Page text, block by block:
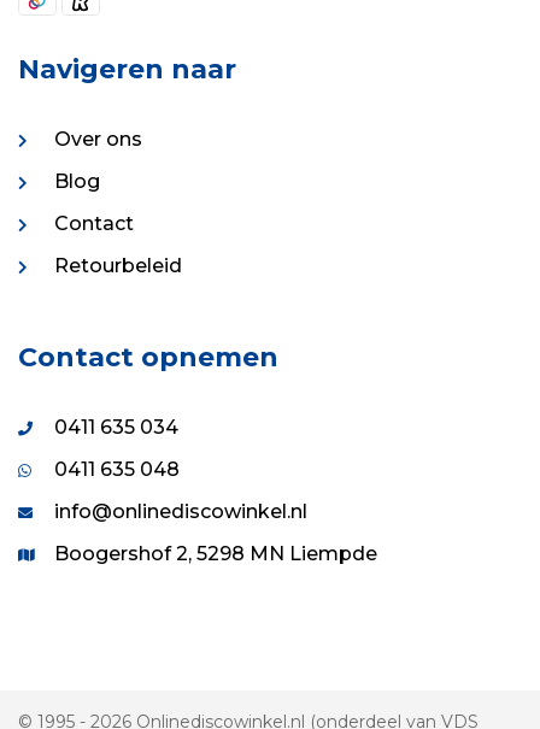
Navigeren naar
Over ons
Blog
Contact
Retourbeleid
Contact opnemen
0411 635 034
0411 635 048
info@onlinediscowinkel.nl
Boogershof 2, 5298 MN Liempde
© 1995 - 2026 Onlinediscowinkel.nl (onderdeel van VDS